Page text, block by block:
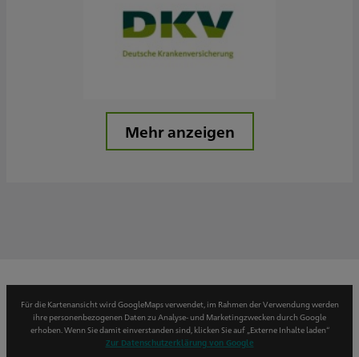
Mehr anzeigen
Für die Kartenansicht wird GoogleMaps verwendet, im Rahmen der Verwendung werden
ihre personenbezogenen Daten zu Analyse- und Marketingzwecken durch Google
erhoben. Wenn Sie damit einverstanden sind, klicken Sie auf „Externe Inhalte laden“
Zur Datenschutzerklärung von Google